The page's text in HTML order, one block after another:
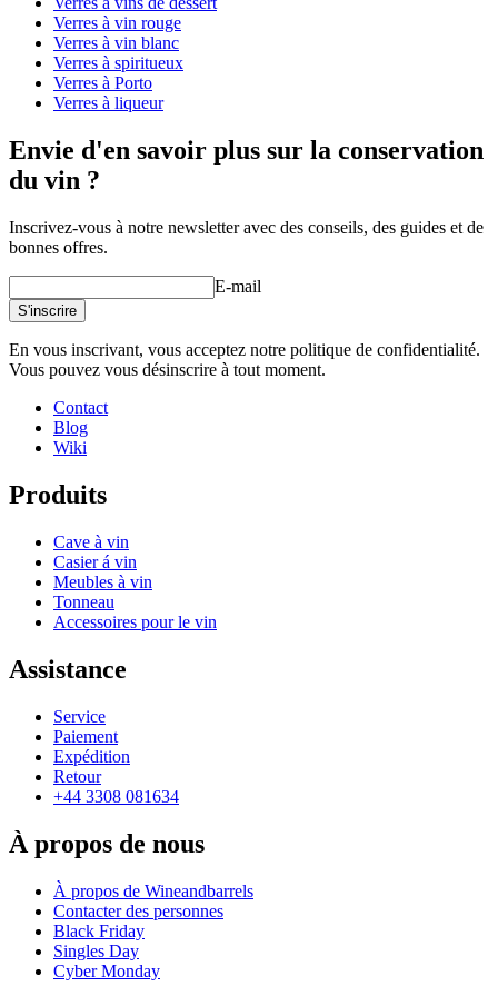
Verres à vin rouge
Verres à vin blanc
Verres à spiritueux
Verres à Porto
Verres à liqueur
Envie d'en savoir plus sur la conservation
du vin ?
Inscrivez-vous à notre newsletter avec des conseils, des guides et de
bonnes offres.
E-mail
S'inscrire
En vous inscrivant, vous acceptez notre politique de confidentialité.
Vous pouvez vous désinscrire à tout moment.
Contact
Blog
Wiki
Produits
Cave à vin
Casier á vin
Meubles à vin
Tonneau
Accessoires pour le vin
Assistance
Service
Paiement
Expédition
Retour
+44 3308 081634
À propos de nous
À propos de Wineandbarrels
Contacter des personnes
Black Friday
Singles Day
Cyber Monday